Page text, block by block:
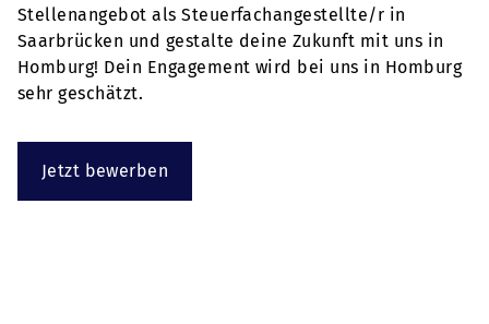
Stellenangebot als Steuerfachangestellte/r in
Saarbrücken und gestalte deine Zukunft mit uns in
Homburg! Dein Engagement wird bei uns in Homburg
sehr geschätzt.
Jetzt bewerben